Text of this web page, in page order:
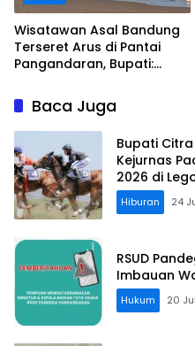
Wisatawan Asal Bandung
Terseret Arus di Pantai
Pangandaran, Bupati:
AturanBaca Juga
Bupati
Kejurnas
2026 di
Hiburan 24
RSUD
Imbauan
Hukum 20